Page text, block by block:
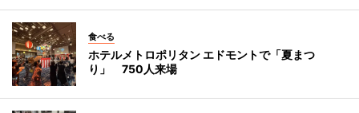
食べる
ホテルメトロポリタン エドモントで「夏まつ
り」 750人来場